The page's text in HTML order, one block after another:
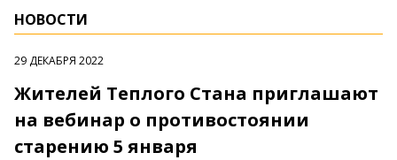
НОВОСТИ
29 ДЕКАБРЯ 2022
Жителей Теплого Стана приглашают
на вебинар о противостоянии
старению 5 января